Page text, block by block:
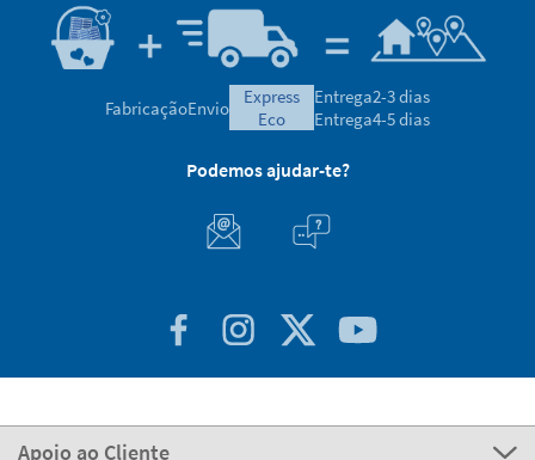
FabricaçãoEnvio
express
eco
Entrega2-3 dias
Entrega4-5 dias
Podemos ajudar-te?
Apoio ao Cliente